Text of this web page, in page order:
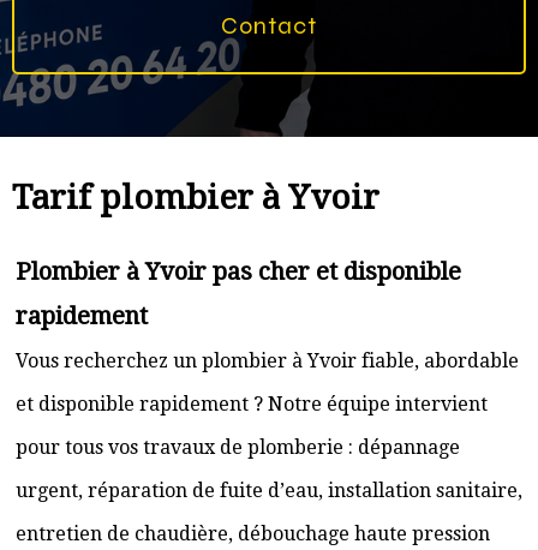
Contact
Tarif plombier à Yvoir
Plombier à Yvoir pas cher et disponible
rapidement
Vous recherchez un plombier à Yvoir fiable, abordable
et disponible rapidement ? Notre équipe intervient
pour tous vos travaux de plomberie : dépannage
urgent, réparation de fuite d’eau, installation sanitaire,
entretien de chaudière, débouchage haute pression